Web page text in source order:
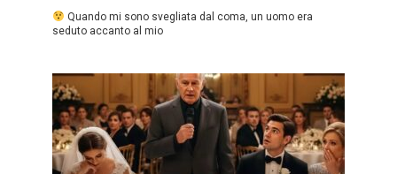
Quando mi sono svegliata dal coma, un uomo era
seduto accanto al mio